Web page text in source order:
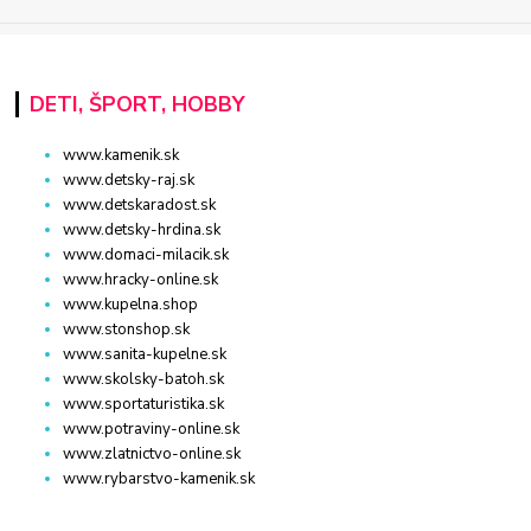
DETI, ŠPORT, HOBBY
www.kamenik.sk
www.detsky-raj.sk
www.detskaradost.sk
www.detsky-hrdina.sk
www.domaci-milacik.sk
www.hracky-online.sk
www.kupelna.shop
www.stonshop.sk
www.sanita-kupelne.sk
www.skolsky-batoh.sk
www.sportaturistika.sk
www.potraviny-online.sk
www.zlatnictvo-online.sk
www.rybarstvo-kamenik.sk